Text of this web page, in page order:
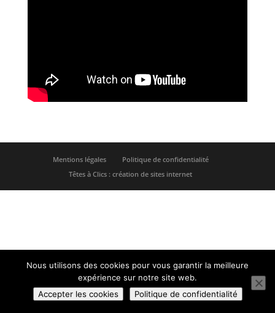
Mentions légales
Politique de confidentialité
Têtes à Clics : création de sites internet
Nous utilisons des cookies pour vous garantir la meilleure
expérience sur notre site web.
Accepter les cookies
Politique de confidentialité